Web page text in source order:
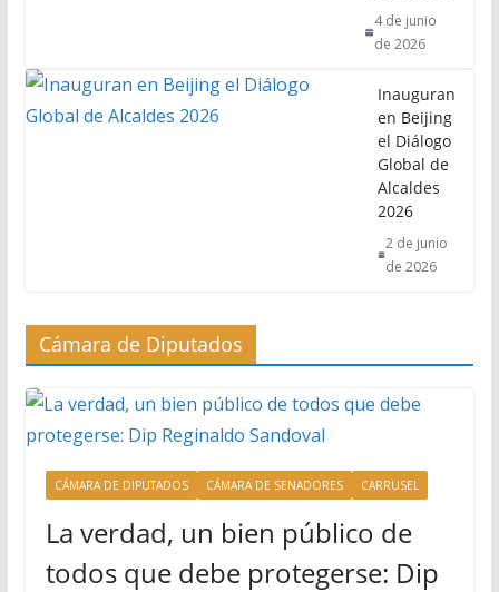
4 de junio
de 2026
Inauguran
en Beijing
el Diálogo
Global de
Alcaldes
2026
2 de junio
de 2026
Cámara de Diputados
CÁMARA DE DIPUTADOS CÁMARA DE SENADORES CARRUSEL
La verdad, un bien público de
todos que debe protegerse: Dip